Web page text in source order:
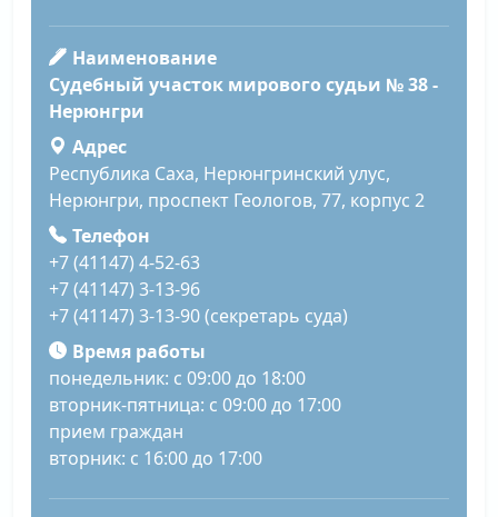
Наименование
Судебный участок мирового судьи № 38 -
Нерюнгри
Адрес
Республика Саха, Нерюнгринский улус,
Нерюнгри, проспект Геологов, 77, корпус 2
Телефон
+7 (41147) 4-52-63
+7 (41147) 3-13-96
+7 (41147) 3-13-90 (секретарь суда)
Время работы
понедельник: с 09:00 до 18:00
вторник-пятница: с 09:00 до 17:00
прием граждан
вторник: с 16:00 до 17:00